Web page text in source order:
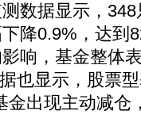
据显示，348
降0.9%，达到
响，基金整体
也显示，股票
金出现主动减仓